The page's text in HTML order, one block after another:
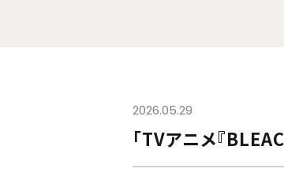
2026.05.29
「TVアニメ『